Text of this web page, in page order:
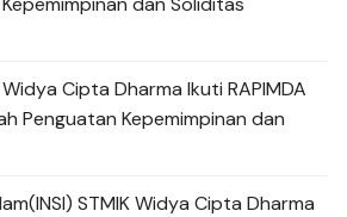
Widya Cipta Dharma Ikuti RAPIMDA
Penguatan Kepemimpinan dan
STMIK Widya Cipta Dharma